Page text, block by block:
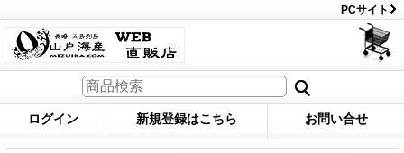
PCサイト
ログイン 新規登録はこちら お問い合せ